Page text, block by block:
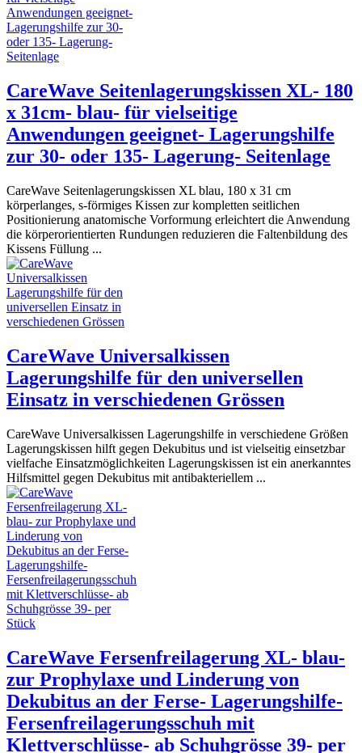
CareWave Seitenlagerungskissen XL- 180
x 31cm- blau- für vielseitige
Anwendungen geeignet- Lagerungshilfe
zur 30- oder 135- Lagerung- Seitenlage
CareWave Seitenlagerungskissen XL blau, 180 x 31 cm
körperlanges, s-förmiges Kissen zur kompletten seitlichen
Positionierung anatomische Vorformung erleichtert die Anwendung
die körperorientierten Rundungen reduzieren die Faltenbildung des
Kissens Füllung ...
CareWave Universalkissen
Lagerungshilfe für den universellen
Einsatz in verschiedenen Grössen
CareWave Universalkissen Lagerungshilfe in verschiedene Größen
Lagerungskissen hilft gegen Dekubitus und ist vielseitig einsetzbar
vielfache Einsatzmöglichkeiten Lagerungskissen ist ein anerkanntes
Hilfsmittel gegen Dekubitus mit antibakteriellem ...
CareWave Fersenfreilagerung XL- blau-
zur Prophylaxe und Linderung von
Dekubitus an der Ferse- Lagerungshilfe-
Fersenfreilagerungsschuh mit
Klettverschlüsse- ab Schuhgrösse 39- per